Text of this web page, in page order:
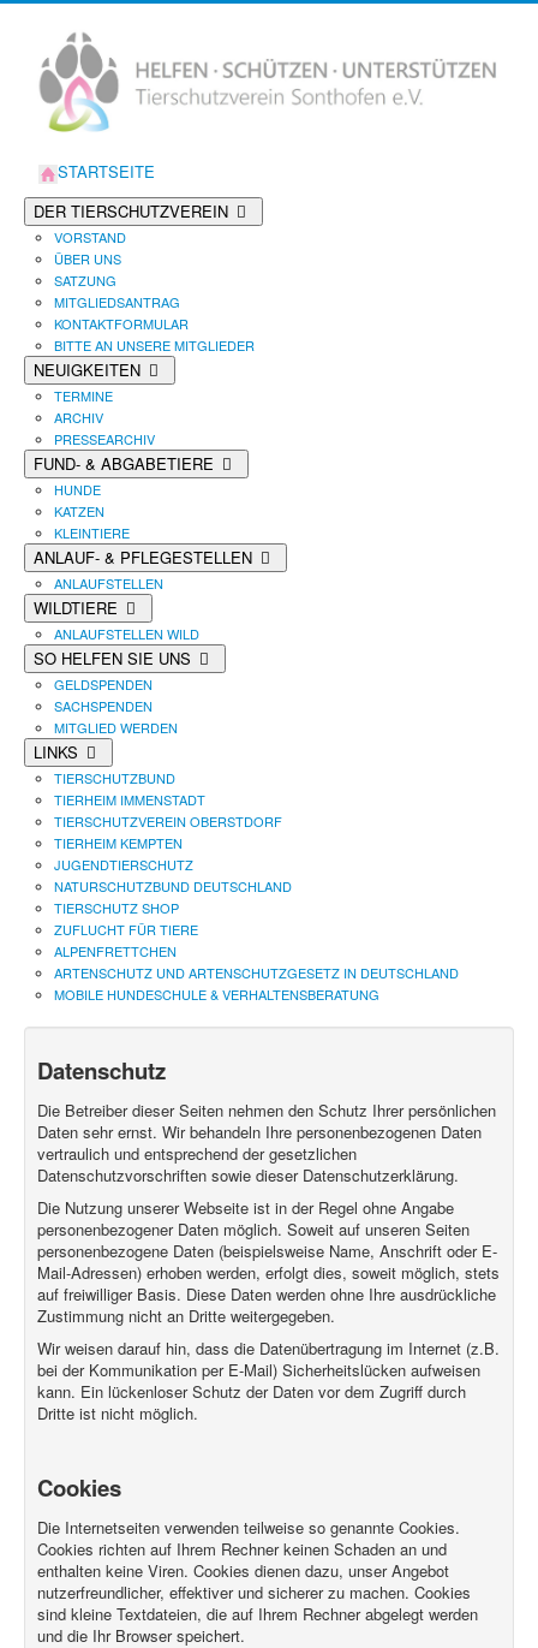
STARTSEITE
DER TIERSCHUTZVEREIN
VORSTAND
ÜBER UNS
SATZUNG
MITGLIEDSANTRAG
KONTAKTFORMULAR
BITTE AN UNSERE MITGLIEDER
NEUIGKEITEN
TERMINE
ARCHIV
PRESSEARCHIV
FUND- & ABGABETIERE
HUNDE
KATZEN
KLEINTIERE
ANLAUF- & PFLEGESTELLEN
ANLAUFSTELLEN
WILDTIERE
ANLAUFSTELLEN WILD
SO HELFEN SIE UNS
GELDSPENDEN
SACHSPENDEN
MITGLIED WERDEN
LINKS
TIERSCHUTZBUND
TIERHEIM IMMENSTADT
TIERSCHUTZVEREIN OBERSTDORF
TIERHEIM KEMPTEN
JUGENDTIERSCHUTZ
NATURSCHUTZBUND DEUTSCHLAND
TIERSCHUTZ SHOP
ZUFLUCHT FÜR TIERE
ALPENFRETTCHEN
ARTENSCHUTZ UND ARTENSCHUTZGESETZ IN DEUTSCHLAND
MOBILE HUNDESCHULE & VERHALTENSBERATUNG
Datenschutz
Die Betreiber dieser Seiten nehmen den Schutz Ihrer persönlichen
Daten sehr ernst. Wir behandeln Ihre personenbezogenen Daten
vertraulich und entsprechend der gesetzlichen
Datenschutzvorschriften sowie dieser Datenschutzerklärung.
Die Nutzung unserer Webseite ist in der Regel ohne Angabe
personenbezogener Daten möglich. Soweit auf unseren Seiten
personenbezogene Daten (beispielsweise Name, Anschrift oder E-
Mail-Adressen) erhoben werden, erfolgt dies, soweit möglich, stets
auf freiwilliger Basis. Diese Daten werden ohne Ihre ausdrückliche
Zustimmung nicht an Dritte weitergegeben.
Wir weisen darauf hin, dass die Datenübertragung im Internet (z.B.
bei der Kommunikation per E-Mail) Sicherheitslücken aufweisen
kann. Ein lückenloser Schutz der Daten vor dem Zugriff durch
Dritte ist nicht möglich.
Cookies
Die Internetseiten verwenden teilweise so genannte Cookies.
Cookies richten auf Ihrem Rechner keinen Schaden an und
enthalten keine Viren. Cookies dienen dazu, unser Angebot
nutzerfreundlicher, effektiver und sicherer zu machen. Cookies
sind kleine Textdateien, die auf Ihrem Rechner abgelegt werden
und die Ihr Browser speichert.